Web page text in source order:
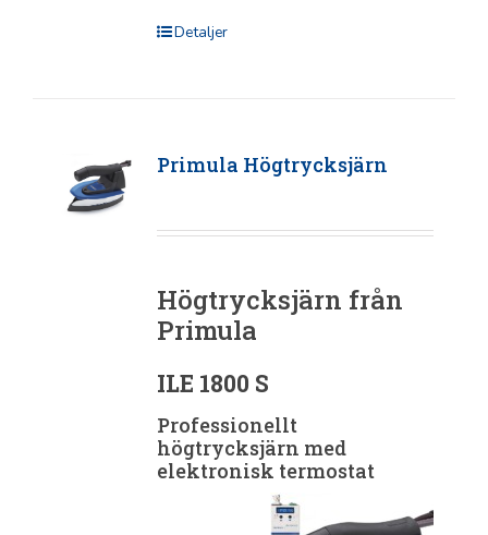
Detaljer
Primula Högtrycksjärn
Högtrycksjärn från
Primula
ILE 1800 S
Professionellt
högtrycksjärn med
elektronisk termostat